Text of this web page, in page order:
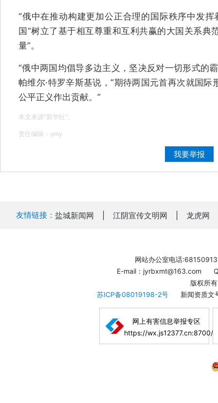
“俄中在推动构建更加公正合理的国际秩序中发
国“树立了基于相互尊重和互利共赢的大国关系典
量”。
“俄中两国均倡导多边主义，坚决反对一切形式的
帕维尔·特罗辛斯基说，“期待两国元首再次就国
公平正义作出贡献。”
本文来源"新华社"。
责任编辑：ymy
我要举报
友情链接： 盐城新闻网 江阴宣传文明网 龙虎网
网站办公室电话:68150913
E-mail：jyrbxmt@163.com
版权所
苏ICP备08019198-2号
新闻资质
网上有害信息举报专区
https://wx.js12377.cn:8700/